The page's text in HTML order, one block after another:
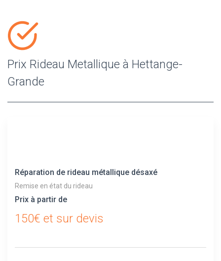
Prix Rideau Metallique à Hettange-
Grande
Réparation de rideau métallique désaxé
Remise en état du rideau
Prix à partir de
150€ et sur devis